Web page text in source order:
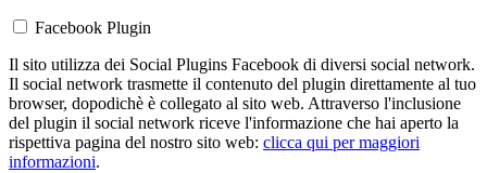
Facebook Plugin
Il sito utilizza dei Social Plugins Facebook di diversi social network.
Il social network trasmette il contenuto del plugin direttamente al tuo
browser, dopodichè è collegato al sito web. Attraverso l'inclusione
del plugin il social network riceve l'informazione che hai aperto la
rispettiva pagina del nostro sito web: clicca qui per maggiori
informazioni.